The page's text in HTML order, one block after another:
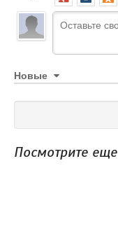
Новые
Посмотрите еще